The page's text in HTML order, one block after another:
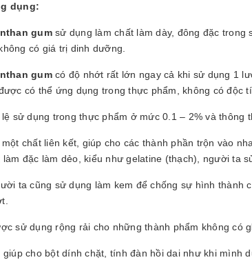
dụng:
gumsử dụng làm chất làm dày, đông đặc trong
có giá trị dinh dưỡng.
gumcó độ nhớt rất lớn ngay cả khi sử dụng 1
có thể ứng dụng trong thực phẩm, không có độc
lệ sử dụng trong thực phẩm ở mức 0.1 – 2% và thông
chất liên kết, giúp cho các thành phần trộn vào
làm đặc làm dẻo, kiểu như gelatine (thạch), người ta
ta cũng sử dụng làm kem để chống sự hình thành
sử dụng rộng rải cho những thành phẩm không có
giúp cho bột dính chặt, tính đàn hồi dai như khi mình